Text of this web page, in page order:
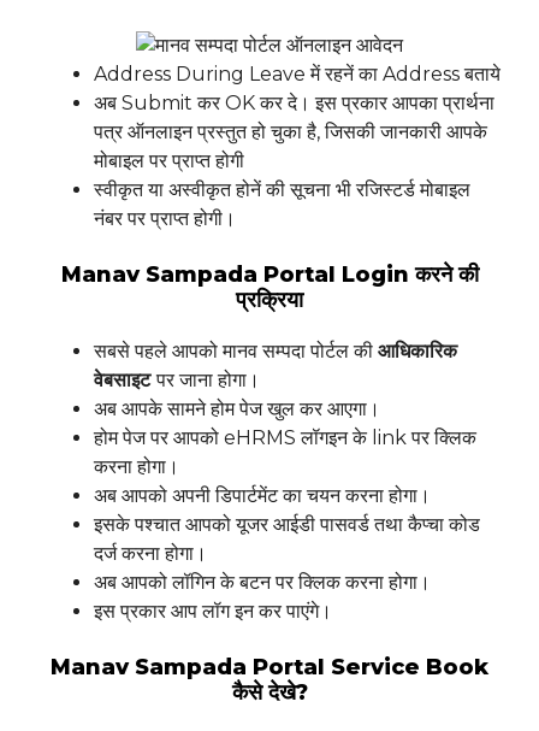
Address During Leave में रहनें का Address बताये
अब Submit कर OK कर दे। इस प्रकार आपका प्रार्थना
पत्र ऑनलाइन प्रस्तुत हो चुका है, जिसकी जानकारी आपके
मोबाइल पर प्राप्त होगी
स्वीकृत या अस्वीकृत होनें की सूचना भी रजिस्टर्ड मोबाइल
नंबर पर प्राप्त होगी।
Manav Sampada Portal Login करने की
प्रक्रिया
सबसे पहले आपको मानव सम्पदा पोर्टल की आधिकारिक
वेबसाइटपर जाना होगा।
अब आपके सामने होम पेज खुल कर आएगा।
होम पेज पर आपको eHRMS लॉगइन के link पर क्लिक
करना होगा।
अब आपको अपनी डिपार्टमेंट का चयन करना होगा।
इसके पश्चात आपको यूजर आईडी पासवर्ड तथा कैप्चा कोड
दर्ज करना होगा।
अब आपको लॉगिन के बटन पर क्लिक करना होगा।
इस प्रकार आप लॉग इन कर पाएंगे।
Manav Sampada Portal Service Book
कैसे देखे?